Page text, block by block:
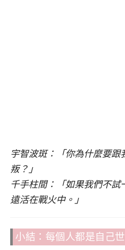
宇智波斑：「你為什麼要跟
叛？」
千手柱間：「如果我們不試
遠活在戰火中。」
小結：每個人都是自己